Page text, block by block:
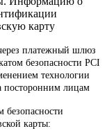
карту
платежный шлюз
безопасности PCI
технологии
посторонним лицам
карты: